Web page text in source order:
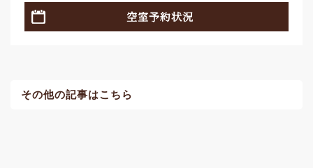
空室予約状況
その他の記事はこちら